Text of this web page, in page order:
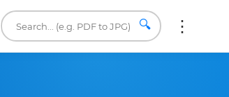
🔍